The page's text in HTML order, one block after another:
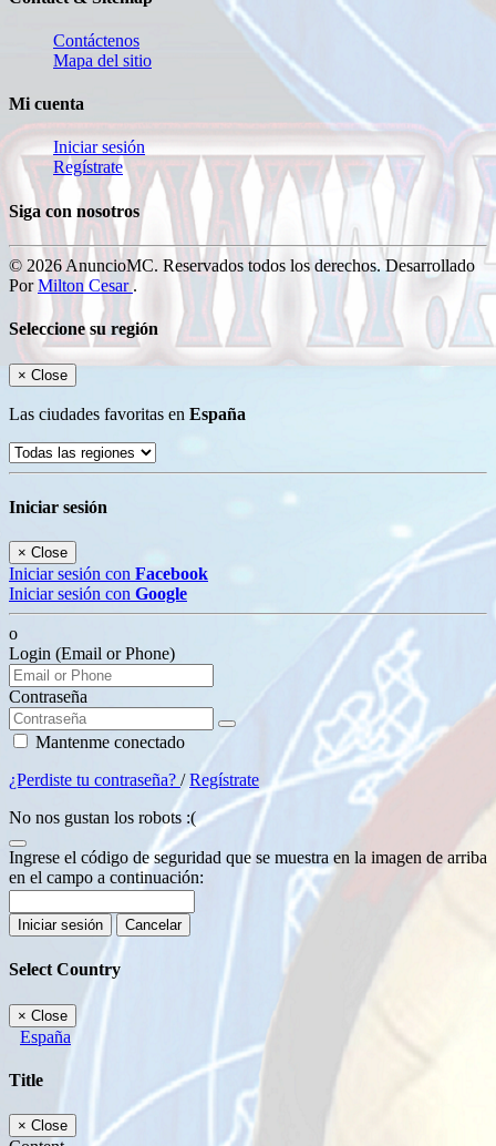
Contáctenos
Mapa del sitio
Mi cuenta
Iniciar sesión
Regístrate
Siga con nosotros
© 2026 AnuncioMC. Reservados todos los derechos. Desarrollado
PorMilton Cesar.
Seleccione su región
× Close
Las ciudades favoritas en España
Iniciar sesión
× Close
Iniciar sesión con Facebook
Iniciar sesión con Google
o
Login (Email or Phone)
Contraseña
Mantenme conectado
¿Perdiste tu contraseña? /Regístrate
No nos gustan los robots :(
Ingrese el código de seguridad que se muestra en la imagen de arriba
en el campo a continuación:
Iniciar sesión Cancelar
Select Country
× Close
España
Title
× Close